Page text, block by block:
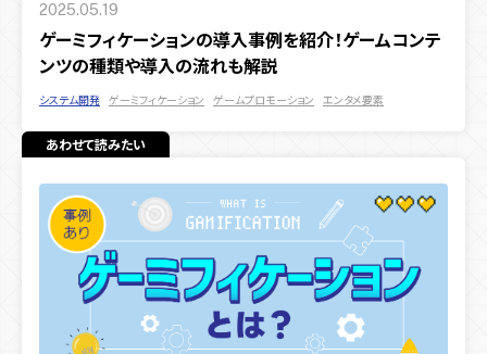
2025.05.19
ゲーミフィケーションの導入事例を紹介！ゲームコンテ
ンツの種類や導入の流れも解説
システム開発 ゲーミフィケーション ゲームプロモーション エンタメ要素
あわせて読みたい